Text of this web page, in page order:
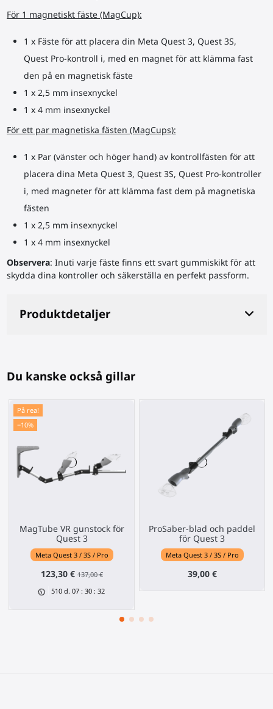
För 1 magnetiskt fäste (MagCup):
1 x Fäste för att placera din Meta Quest 3, Quest 3S,
Quest Pro-kontroll i, med en magnet för att klämma fast
den på en magnetisk fäste
1 x 2,5 mm insexnyckel
1 x 4 mm insexnyckel
För ett par magnetiska fästen (MagCups):
1 x Par (vänster och höger hand) av kontrollfästen för att
placera dina Meta Quest 3, Quest 3S, Quest Pro-kontroller
i, med magneter för att klämma fast dem på magnetiska
fästen
1 x 2,5 mm insexnyckel
1 x 4 mm insexnyckel
Observera: Inuti varje fäste finns ett svart gummiskikt för att
skydda dina kontroller och säkerställa en perfekt passform.
Produktdetaljer
Du kanske också gillar
På rea!
−10%
MagTube VR gunstock för
Quest 3
Meta Quest 3 / 3S / Pro
123,30 € 137,00 €
510 d. 07 :30 :31
ProSaber-blad och paddel
för Quest 3
Meta Quest 3 / 3S / Pro
39,00 €